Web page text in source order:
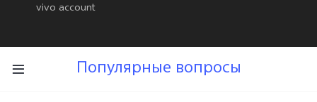
vivo account
Популярные вопросы